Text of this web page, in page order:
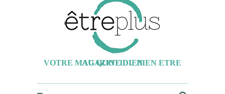
VOTRE MAGAZINE DU BIEN ETRE AU QUOTIDIEN